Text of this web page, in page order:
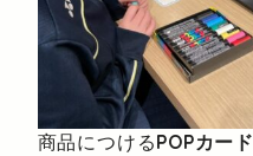
商品につけるPOPカード